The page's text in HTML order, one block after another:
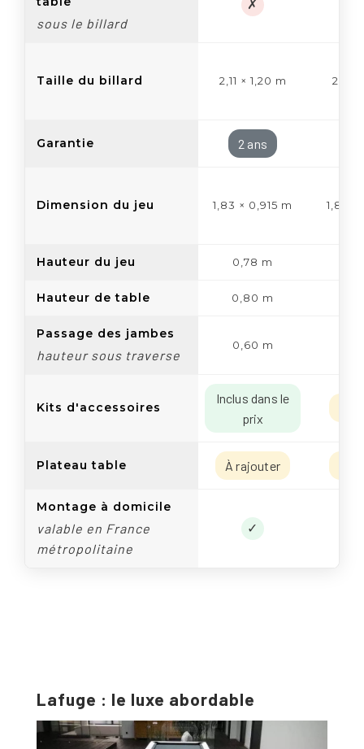
sous le billard
✗
Taille du billard 2,11 × 1,20 m 2,11
Garantie 2 ans
Dimension du jeu 1,83 × 0,915 m 1,83 ×
Hauteur du jeu 0,78 m
Hauteur de table 0,80 m
Passage des jambes
hauteur sous traverse
0,60 m
Kits d'accessoires
Inclus dans le
prix
Plateau table À rajouter
Montage à domicile
valable en France
métropolitaine
✓
Lafuge : le luxe abordable